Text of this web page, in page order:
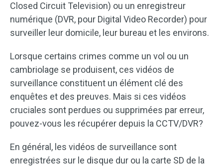
Closed Circuit Television) ou un enregistreur
numérique (DVR, pour Digital Video Recorder) pour
surveiller leur domicile, leur bureau et les environs.
Lorsque certains crimes comme un vol ou un
cambriolage se produisent, ces vidéos de
surveillance constituent un élément clé des
enquêtes et des preuves. Mais si ces vidéos
cruciales sont perdues ou supprimées par erreur,
pouvez-vous les récupérer depuis la CCTV/DVR?
En général, les vidéos de surveillance sont
enregistrées sur le disque dur ou la carte SD de la